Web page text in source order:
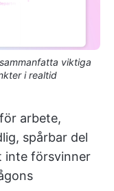
viktiga
i realtid
arbete,
spårbar del
inte försvinner